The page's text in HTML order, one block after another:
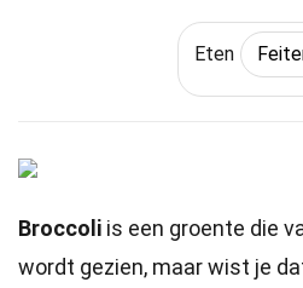
Eten
Broccoli is een groente die
wordt gezien, maar wist je